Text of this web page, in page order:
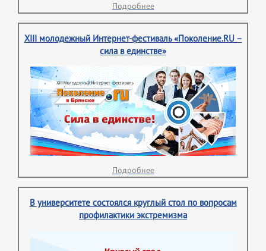
Подробнее
XIII молодежный Интернет-фестиваль «Поколение.RU –
сила в единстве»
Подробнее
В университете состоялся круглый стол по вопросам
профилактики экстремизма